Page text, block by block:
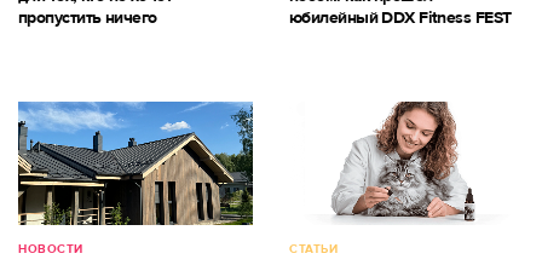
пропустить ничего
юбилейный DDX Fitness FEST
НОВОСТИ СТАТЬИ